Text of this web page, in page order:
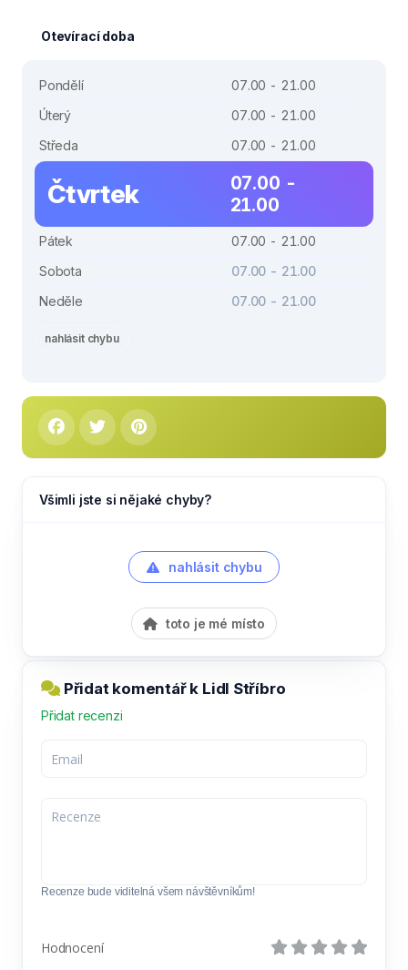
Otevírací doba
Pondělí
07.00 - 21.00
Úterý
07.00 - 21.00
Středa
07.00 - 21.00
Čtvrtek
07.00 -
21.00
Pátek
07.00 - 21.00
Sobota
07.00 - 21.00
Neděle
07.00 - 21.00
nahlásit chybu
Všimli jste si nějaké chyby?
nahlásit chybu
toto je mé místo
Přidat komentář k Lidl Stříbro
Přidat recenzi
Recenze bude viditelná všem návštěvníkům!
Hodnocení